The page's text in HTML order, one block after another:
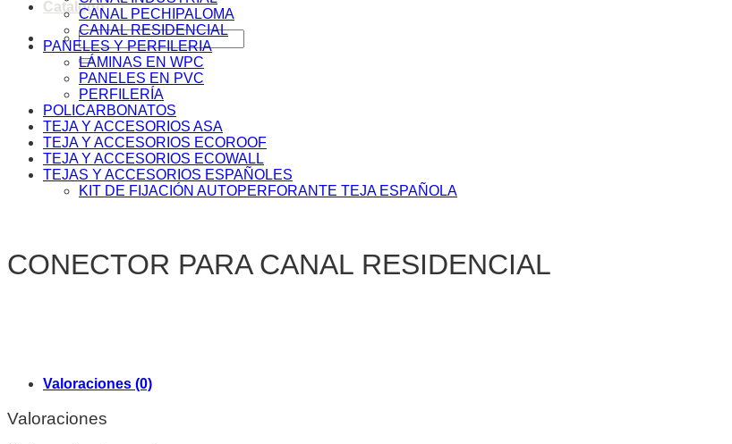
Catalogo
Buscar
por:
CANAL PECHIPALOMA
CANAL RESIDENCIAL
PANELES Y PERFILERIA
LÁMINAS EN WPC
PANELES EN PVC
PERFILERÍA
POLICARBONATOS
TEJA Y ACCESORIOS ASA
TEJA Y ACCESORIOS ECOROOF
TEJA Y ACCESORIOS ECOWALL
TEJAS Y ACCESORIOS ESPAÑOLES
KIT DE FIJACIÓN AUTOPERFORANTE TEJA ESPAÑOLA
CONECTOR PARA CANAL RESIDENCIAL
Valoraciones (0)
Valoraciones